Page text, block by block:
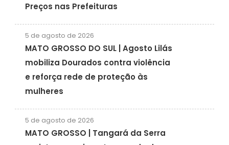
Preços nas Prefeituras
5 de agosto de 2026
MATO GROSSO DO SUL | Agosto Lilás
mobiliza Dourados contra violência
e reforça rede de proteção às
mulheres
5 de agosto de 2026
MATO GROSSO | Tangará da Serra